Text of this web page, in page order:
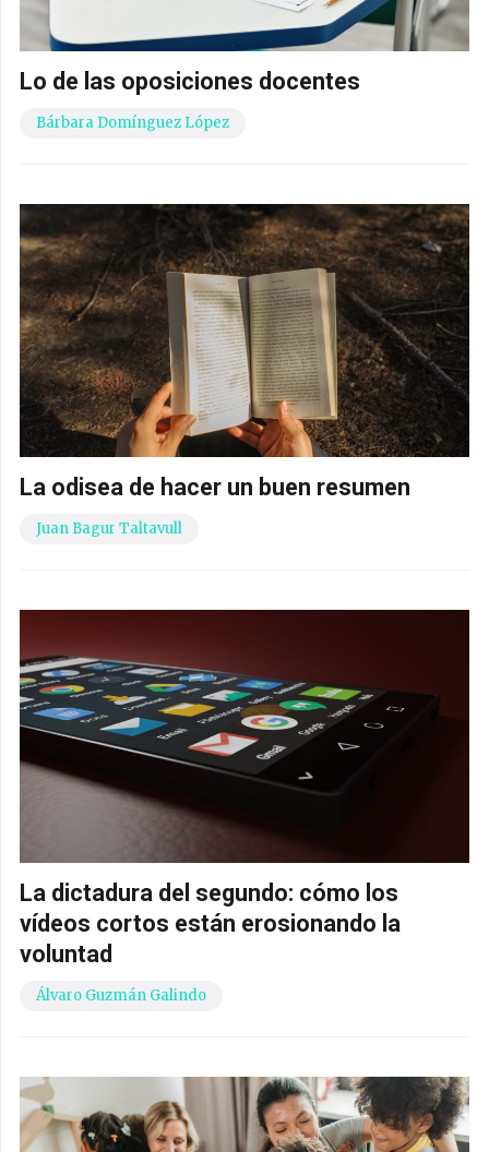
Lo de las oposiciones docentes
Bárbara Domínguez López
La odisea de hacer un buen resumen
Juan Bagur Taltavull
La dictadura del segundo: cómo los
vídeos cortos están erosionando la
voluntad
Álvaro Guzmán Galindo